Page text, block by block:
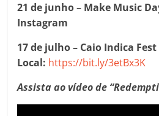
21 de junho – Make Music
Instagram
17 de julho – Caio Indica Fest
Local: https://bit.ly/3etBx3K
Assista ao vídeo de